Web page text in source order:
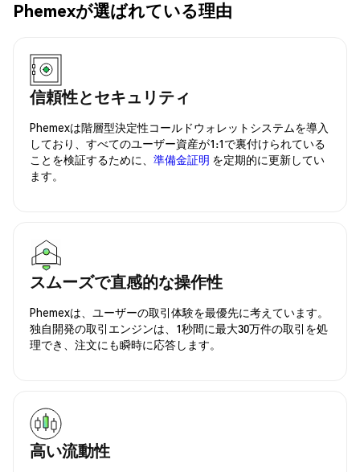
Phemexが選ばれている理由
信頼性とセキュリティ
Phemexは階層型決定性コールドウォレットシステムを導入
しており、すべてのユーザー資産が1:1で裏付けられている
ことを検証するために、 準備金証明 を定期的に更新してい
ます。
スムーズで直感的な操作性
Phemexは、ユーザーの取引体験を最優先に考えています。
独自開発の取引エンジンは、1秒間に最大30万件の取引を処
理でき、注文にも瞬時に応答します。
高い流動性